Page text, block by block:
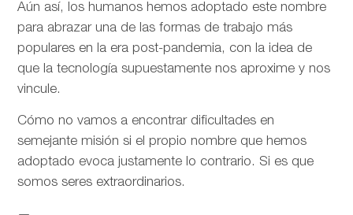
Aún así, los humanos hemos adoptado este nombre
para abrazar una de las formas de trabajo más
populares en la era post-pandemia, con la idea de
que la tecnología supuestamente nos aproxime y nos
vincule.
Cómo no vamos a encontrar dificultades en
semejante misión si el propio nombre que hemos
adoptado evoca justamente lo contrario. Si es que
somos seres extraordinarios.